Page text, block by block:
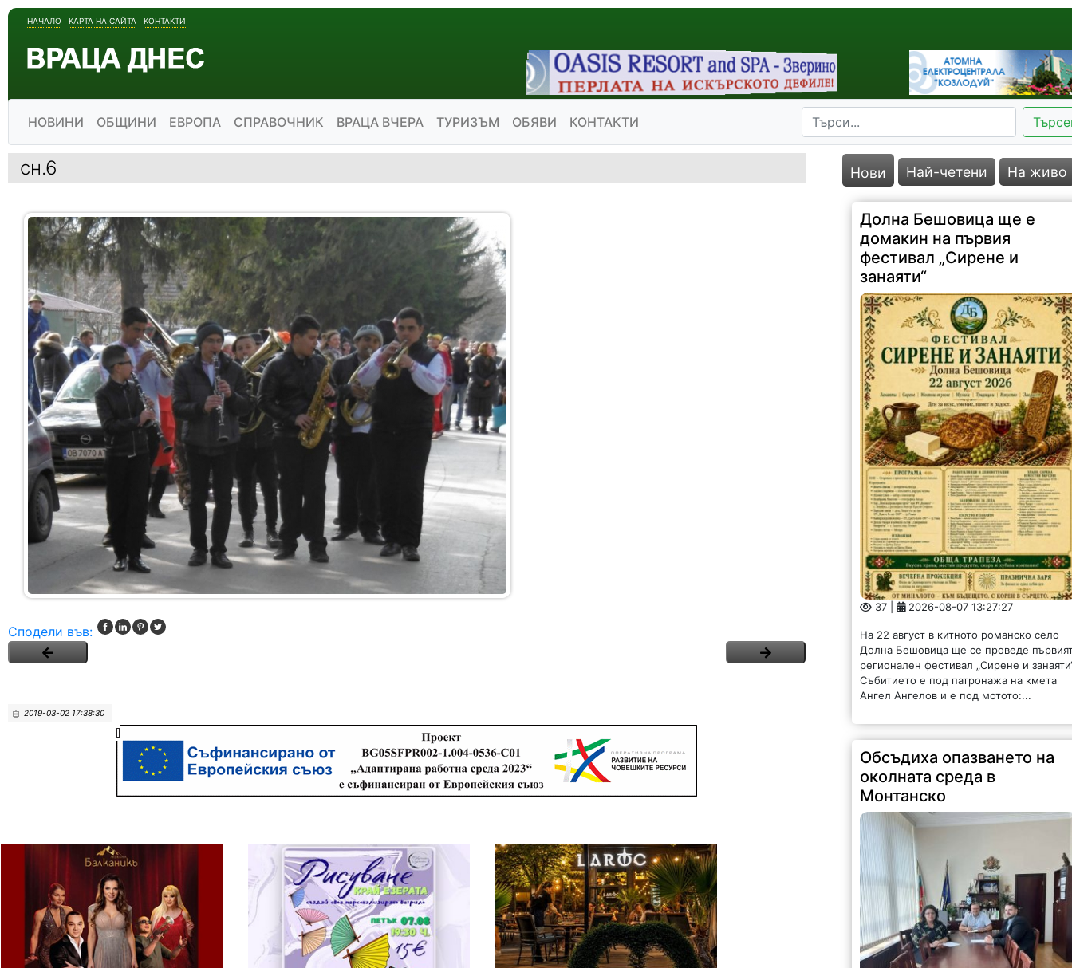
НАЧАЛО КАРТА НА САЙТА КОНТАКТИ
НОВИНИ ОБЩИНИ ЕВРОПА СПРАВОЧНИК ВРАЦА ВЧЕРА ТУРИЗЪМ ОБЯВИ КОНТАКТИ
сн.6
Сподели във:
2019-03-02 17:38:30
Нови Най-четени На живо
Долна Бешовица ще е
домакин на първия
фестивал „Сирене и
занаяти“
37 | 2026-08-07 13:27:27
На 22 август в китното романско село
Долна Бешовица ще се проведе
регионален фестивал „Сирене и
Събитието е под патронажа на кмета
Ангел Ангелов и е под мотото:...
Обсъдиха опазването на
околната среда в
Монтанско